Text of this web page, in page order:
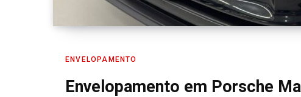
ENVELOPAMENTO
Envelopamento em Porsche